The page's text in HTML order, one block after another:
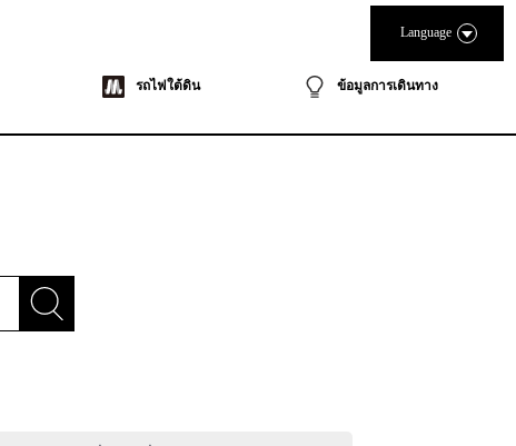
รถไฟใต้ดิน ข้อมูลการเดินทาง
Language